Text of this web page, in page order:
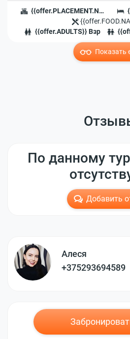
{{offer.PLACEMENT.NAME}}
{{offer.ADULTS}} Взр
Показать
По данному
Добавить
Алеся
+375293694589